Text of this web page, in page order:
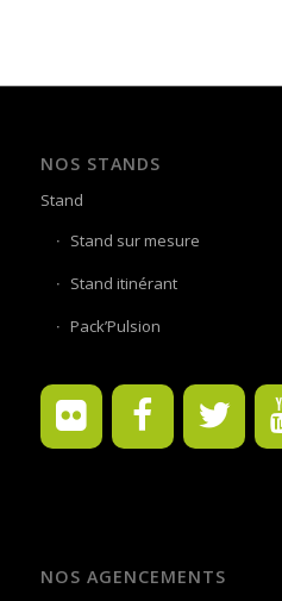
NOS STANDS
Stand
Stand sur mesure
Stand itinérant
Pack’Pulsion
NOS AGENCEMENTS